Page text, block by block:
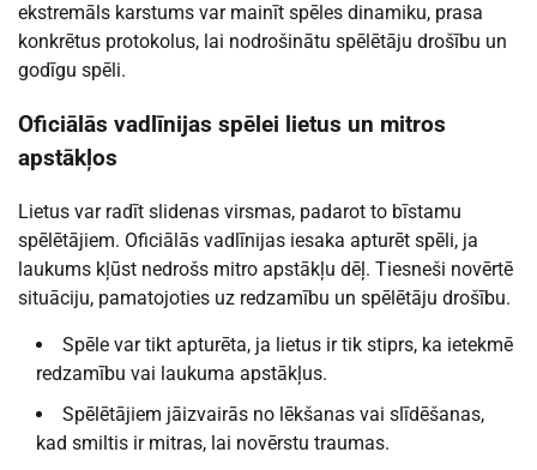
ekstremāls karstums var mainīt spēles dinamiku, prasa
konkrētus protokolus, lai nodrošinātu spēlētāju drošību un
godīgu spēli.
Oficiālās vadlīnijas spēlei lietus un mitros
apstākļos
Lietus var radīt slidenas virsmas, padarot to bīstamu
spēlētājiem. Oficiālās vadlīnijas iesaka apturēt spēli, ja
laukums kļūst nedrošs mitro apstākļu dēļ. Tiesneši novērtē
situāciju, pamatojoties uz redzamību un spēlētāju drošību.
Spēle var tikt apturēta, ja lietus ir tik stiprs, ka ietekmē
redzamību vai laukuma apstākļus.
Spēlētājiem jāizvairās no lēkšanas vai slīdēšanas,
kad smiltis ir mitras, lai novērstu traumas.